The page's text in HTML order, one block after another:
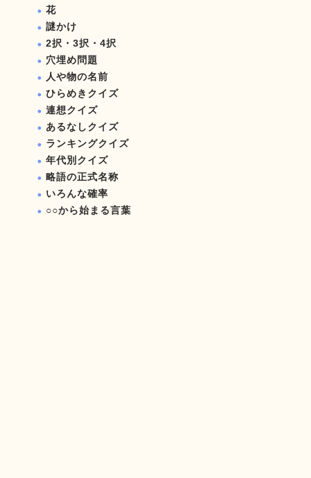
花
謎かけ
2択・3択・4択
穴埋め問題
人や物の名前
ひらめきクイズ
連想クイズ
あるなしクイズ
ランキングクイズ
年代別クイズ
略語の正式名称
いろんな確率
○○から始まる言葉